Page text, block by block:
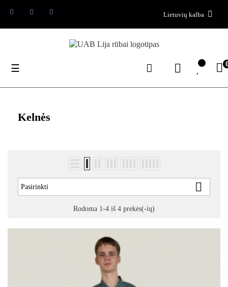
Lietuvių kalba
Toggle
☰
Kelnės
Pasirinkti 
Rodoma 1-4 iš 4 prekės(-ių)